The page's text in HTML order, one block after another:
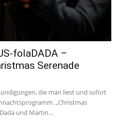
folaDADA –
Serenade
die man liest und sofort
„Christmas
und Martin...